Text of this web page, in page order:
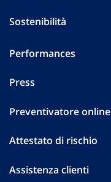
Sostenibilità
Performances
Press
Preventivatore online
Attestato di rischio
Assistenza clienti